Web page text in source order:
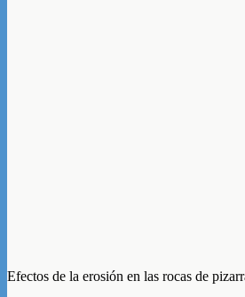
Efectos de la erosión en las rocas de